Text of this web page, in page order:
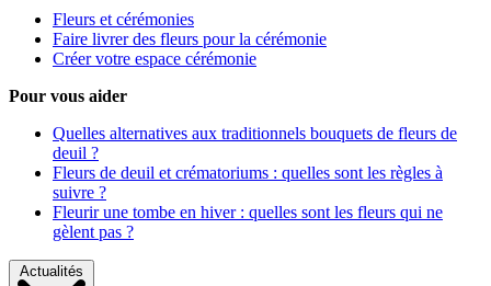
Fleurs et cérémonies
Faire livrer des fleurs pour la cérémonie
Créer votre espace cérémonie
Pour vous aider
Quelles alternatives aux traditionnels bouquets de fleurs de
deuil ?
Fleurs de deuil et crématoriums : quelles sont les règles à
suivre ?
Fleurir une tombe en hiver : quelles sont les fleurs qui ne
gèlent pas ?
Actualités